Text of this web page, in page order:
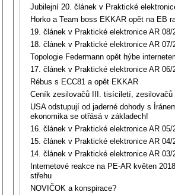
Jubilejní 20. článek v Praktické
Horko a Team boss EKKAR opět na EB
19. článek v Praktické elektronice AR 08/
18. článek v Praktické elektronice AR 07/
Topologie Federmann opět hýbe
17. článek v Praktické elektronice AR 06/
Rébus s ECC81 a opět EKKAR
Ceník zesilovačů III. tisíciletí, zesilovačů
USA odstupují od jaderné dohody s
ekonomika se otřásá v základech!
16. článek v Praktické elektronice AR 05/
15. článek v Praktické elektronice AR 04/
14. článek v Praktické elektronice AR 03/
Internetové reakce na PE-AR květen
střehu
NOVIČOK a konspirace?